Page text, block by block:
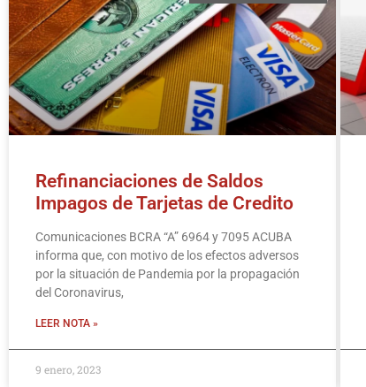
Refinanciaciones de Saldos
Impagos de Tarjetas de Credito
Comunicaciones BCRA “A” 6964 y 7095 ACUBA
informa que, con motivo de los efectos adversos
por la situación de Pandemia por la propagación
del Coronavirus,
LEER NOTA »
9 enero, 2023